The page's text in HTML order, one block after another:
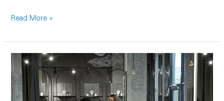
activos
Read More »
Retail
de
Lujo:
Conozca